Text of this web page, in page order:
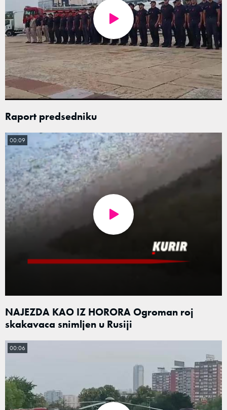
Raport predsedniku
NAJEZDA KAO IZ HORORA Ogroman roj
skakavaca snimljen u Rusiji
00:09
00:06